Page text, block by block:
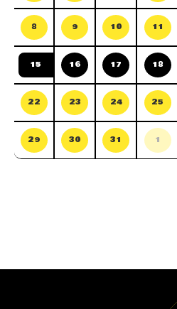
8 9 10 11
15 16 17 18
22 23 24 25
29 30 31 1